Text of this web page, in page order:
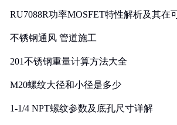
RU7088R功率MOSFET特性解析及其在
不锈钢通风 管道施工
201不锈钢重量计算方法大全
M20螺纹大径和小径是多少
1-1/4 NPT螺纹参数及底孔尺寸详解